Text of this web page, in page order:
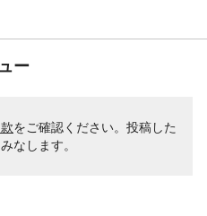
たない箇所でテスト吹きをし、
リエチレン)など、一部ご使用
材があります。●溶剤に弱い素
完全に除去できない素材、表面
ー
をご確認ください。投稿した
なします。